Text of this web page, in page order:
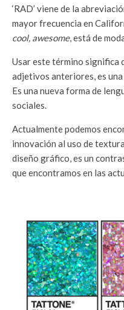
‘RAD’ viene de la
mayor frecuencia en
cool, awesome, está de
Usar este término significa
adjetivos anteriores, es
Es una nueva forma de
sociales.
Actualmente podemos
innovación al uso de
diseño gráfico, es un
que encontramos en las